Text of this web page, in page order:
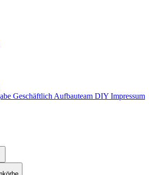
Geschäftlich Aufbauteam DIY Impressum